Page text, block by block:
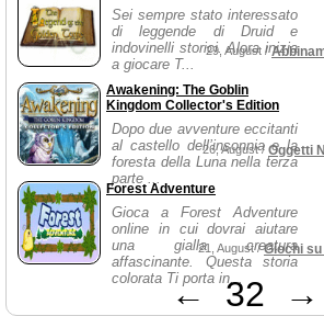
Sei sempre stato interessato
di leggende di Druid e
indovinelli storici. Alora inizia
a giocare T...
29, August /
Awakening: The Goblin
Kingdom Collector's Edition
Dopo due avventure eccitanti
al castello dell’insonnia e la
foresta della Luna nella terza
parte ...
26, August / Oggetti
Forest Adventure
Gioca a Forest Adventure
online in cui dovrai aiutare
una gialla creatura
affascinante. Questa storia
colorata Ti porta in...
21, August /Giochi
← 32 →